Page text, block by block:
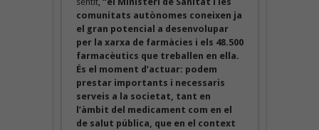
comunitats autònomes coneixen ja
el gran potencial a desenvolupar
per la xarxa de farmàcies i els 48.500
farmacèutics que treballen en ella.
És el moment d’actuar: podem
prestar importants i necessaris
serveis a la societat, tant en
l’àmbit del medicament com en el
de salut pública, que en el context